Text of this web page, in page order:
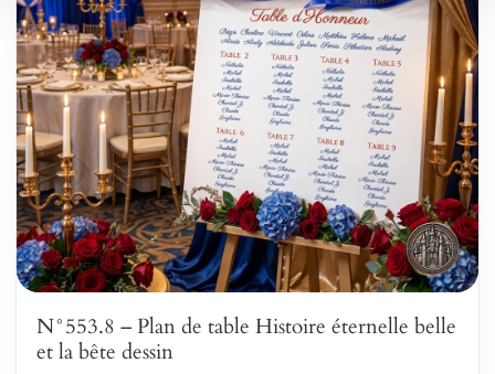
N°553.8 – Plan de table Histoire éternelle belle
et la bête dessin